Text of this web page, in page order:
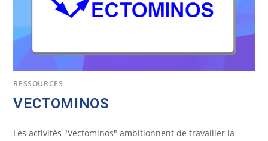
RESSOURCES
VECTOMINOS
Les activités "Vectominos" ambitionnent de travailler la